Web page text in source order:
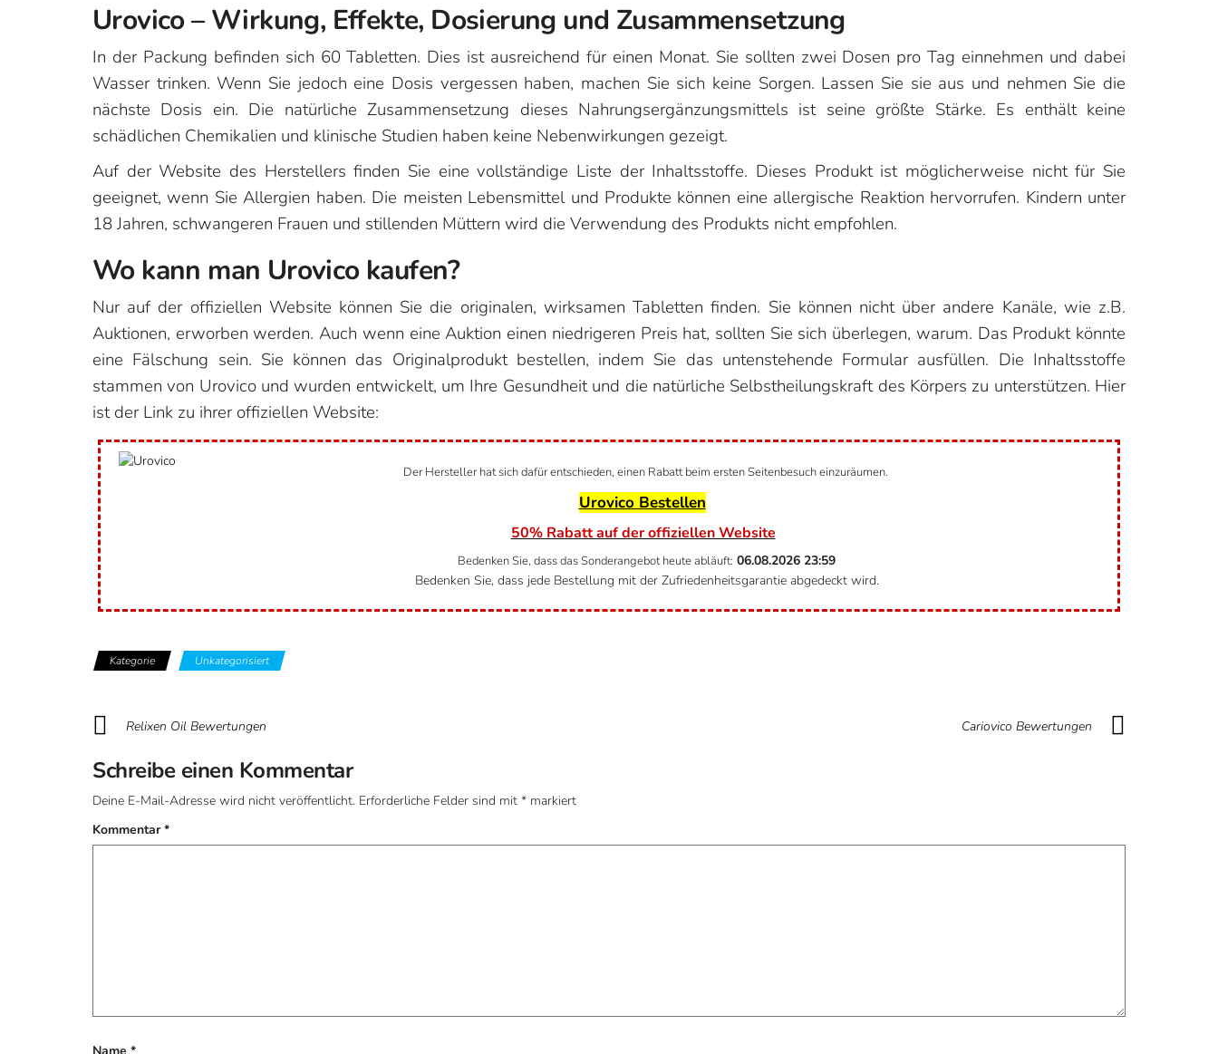
Urovico – Wirkung, Effekte, Dosierung und Zusammensetzung
In der Packung befinden sich 60 Tabletten. Dies ist ausreichend für einen Monat. Sie sollten zwei Dosen pro Tag einnehmen und dabei
Wasser trinken. Wenn Sie jedoch eine Dosis vergessen haben, machen Sie sich keine Sorgen. Lassen Sie sie aus und nehmen Sie die
nächste Dosis ein. Die natürliche Zusammensetzung dieses Nahrungsergänzungsmittels ist seine größte Stärke. Es enthält keine
schädlichen Chemikalien und klinische Studien haben keine Nebenwirkungen gezeigt.
Auf der Website des Herstellers finden Sie eine vollständige Liste der Inhaltsstoffe. Dieses Produkt ist möglicherweise nicht für Sie
geeignet, wenn Sie Allergien haben. Die meisten Lebensmittel und Produkte können eine allergische Reaktion hervorrufen. Kindern unter
18 Jahren, schwangeren Frauen und stillenden Müttern wird die Verwendung des Produkts nicht empfohlen.
Wo kann man Urovico kaufen?
Nur auf der offiziellen Website können Sie die originalen, wirksamen Tabletten finden. Sie können nicht über andere Kanäle, wie z.B.
Auktionen, erworben werden. Auch wenn eine Auktion einen niedrigeren Preis hat, sollten Sie sich überlegen, warum. Das Produkt könnte
eine Fälschung sein. Sie können das Originalprodukt bestellen, indem Sie das untenstehende Formular ausfüllen. Die Inhaltsstoffe
stammen von Urovico und wurden entwickelt, um Ihre Gesundheit und die natürliche Selbstheilungskraft des Körpers zu unterstützen. Hier
ist der Link zu ihrer offiziellen Website:
Der Hersteller hat sich dafür entschieden, einen Rabatt beim ersten Seitenbesuch einzuräumen.
Urovico Bestellen
50% Rabatt auf der offiziellen Website
Bedenken Sie, dass das Sonderangebot heute abläuft: 06.08.2026 23:59
Bedenken Sie, dass jede Bestellung mit der Zufriedenheitsgarantie abgedeckt wird.
Kategorie Unkategorisiert
Relixen Oil Bewertungen Cariovico Bewertungen
Schreibe einen Kommentar
Deine E-Mail-Adresse wird nicht veröffentlicht. Erforderliche Felder sind mit * markiert
Kommentar*
Name *